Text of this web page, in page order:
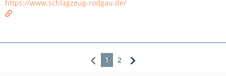
https://www.schlagzeug-rodgau.de/
1 2